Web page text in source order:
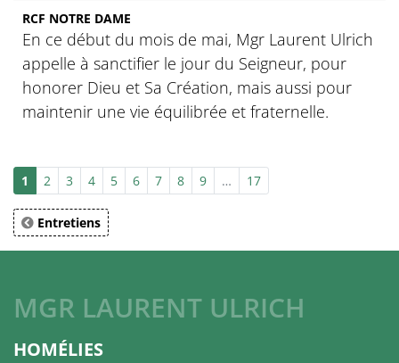
RCF NOTRE DAME
En ce début du mois de mai, Mgr Laurent Ulrich
appelle à sanctifier le jour du Seigneur, pour
honorer Dieu et Sa Création, mais aussi pour
maintenir une vie équilibrée et fraternelle.
1 2 3 4 5 6 7 8 9 … 17
Entretiens
MGR LAURENT ULRICH
HOMÉLIES